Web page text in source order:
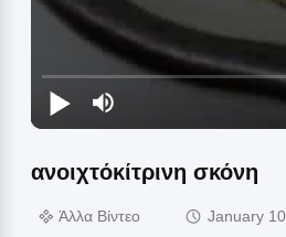
ανοιχτόκίτρινη σκόνη
Άλλα Βίντεο January